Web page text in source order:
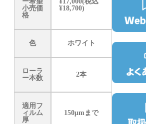
小売価
格
¥18,700)
色 ホワイト
ローラ
ー本数
2本
適用フ
ィルム
厚
150μmまで